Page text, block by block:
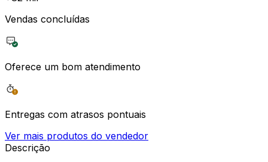
Vendas concluídas
Oferece um bom atendimento
Entregas com atrasos pontuais
Ver mais produtos do vendedor
Descrição